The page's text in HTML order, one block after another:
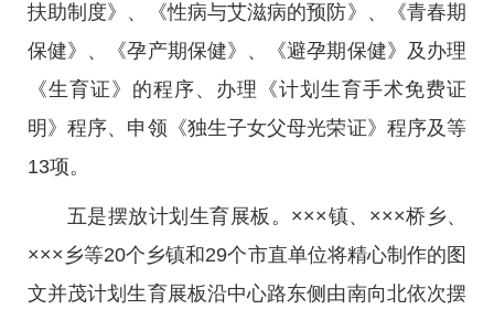
扶助制度》、《性病与艾滋病的预防》、《青春期
保健》、《孕产期保健》、《避孕期保健》及办理
《生育证》的程序、办理《计划生育手术免费证
明》程序、申领《独生子女父母光荣证》程序及等
13项。
五是摆放计划生育展板。×××镇、×××桥乡、
×××乡等20个乡镇和29个市直单位将精心制作的图
文并茂计划生育展板沿中心路东侧由南向北依次摆